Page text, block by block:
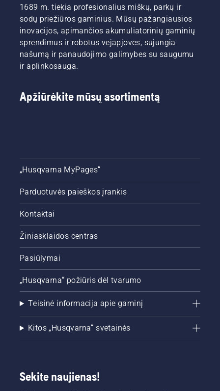
režimą.
svarbiausius
klausimus,
į kuriuos
atsakę
galėsite
priimti
teisingą
sprendimą.
1689 m. tiekia profesionalius miškų, parkų ir
sodų priežiūros gaminius. Mūsų pažangiausios
inovacijos, apimančios akumuliatorinių gaminių
sprendimus ir robotus vejapjoves, sujungia
našumą ir panaudojimo galimybes su saugumu
ir aplinkosauga.
Apžiūrėkite mūsų asortimentą
„Husqvarna MyPages“
Parduotuvės paieškos įrankis
Kontaktai
Žiniasklaidos centras
Pasiūlymai
„Husqvarna“ požiūris dėl tvarumo
Teisinė informacija apie gaminį
Kitos „Husqvarna“ svetainės
Sekite naujienas!